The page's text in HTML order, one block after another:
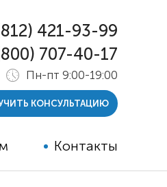
Контакты
421-93-99
707-40-17
Пн-пт 9:00-19:00
КОНСУЛЬТАЦИЮ